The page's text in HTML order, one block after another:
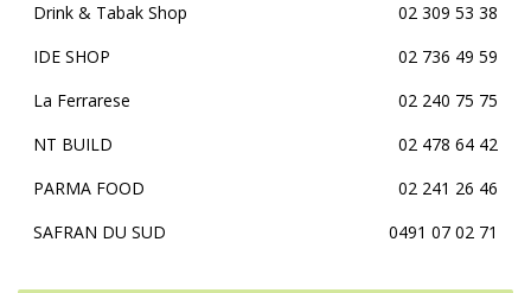
Drink & Tabak Shop
02 309 53 38
IDE SHOP
02 736 49 59
La Ferrarese
02 240 75 75
NT BUILD
02 478 64 42
PARMA FOOD
02 241 26 46
SAFRAN DU SUD
0491 07 02 71